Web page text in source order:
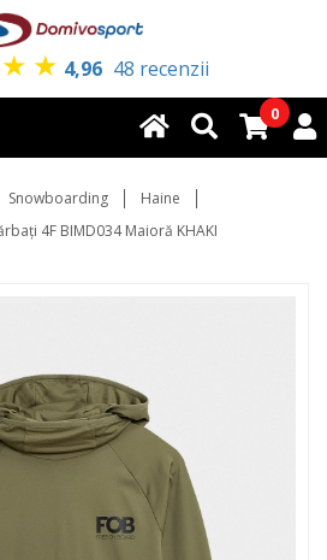
★ ★ 4,96 48 recenzii
0
Snowboarding
Haine
4F BIMD034 Maioră KHAKI